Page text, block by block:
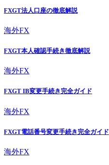
FXGT法人口座の徹底解説
海外FX
FXGT本人確認手続き徹底解説
海外FX
FXGT IB変更手続き完全ガイド
海外FX
FXGT電話番号変更手続き完全ガイド
海外FX